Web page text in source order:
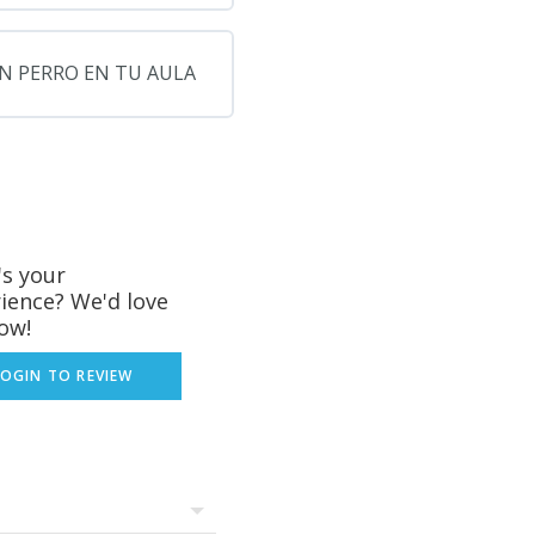
los alumnos
frustraciones
lo que te
PERRO EN TU AULA
your
We'd love
TO REVIEW